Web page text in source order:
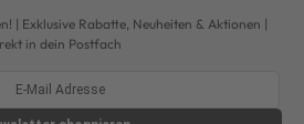
| Exklusive Rabatte, Neuheiten & Aktionen |
in dein Postfach